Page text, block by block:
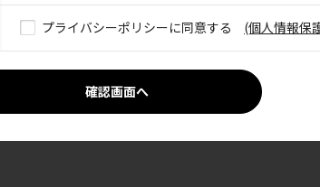
プライバシーポリシーに同意する (個人情報保